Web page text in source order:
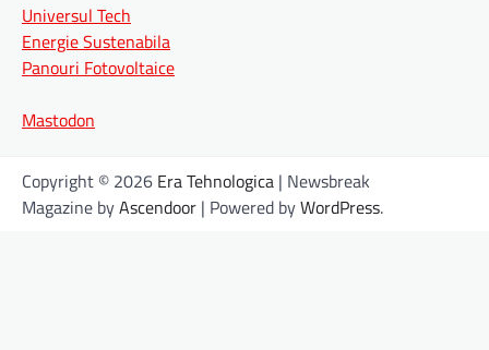
Universul Tech
Energie Sustenabila
Panouri Fotovoltaice
Mastodon
Copyright © 2026 Era Tehnologica | Newsbreak
Magazine byAscendoor | Powered byWordPress.